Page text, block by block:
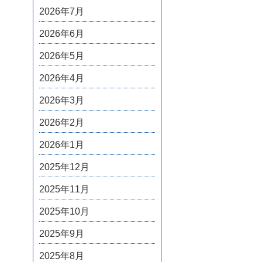
2026年7月
2026年6月
2026年5月
2026年4月
2026年3月
2026年2月
2026年1月
2025年12月
2025年11月
2025年10月
2025年9月
2025年8月